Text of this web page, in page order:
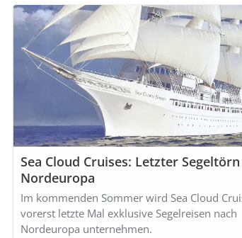
Sea Cloud Cruises: Letzter
Nordeuropa
Im kommenden Sommer wird Sea Cloud
vorerst letzte Mal exklusive Segelreisen nach
Nordeuropa unternehmen.